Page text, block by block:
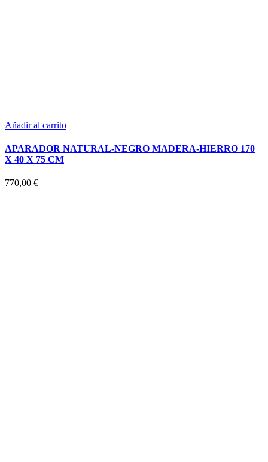
Añadir al carrito
APARADOR NATURAL-NEGRO MADERA-HIERRO 170
X 40 X 75 CM
770,00 €